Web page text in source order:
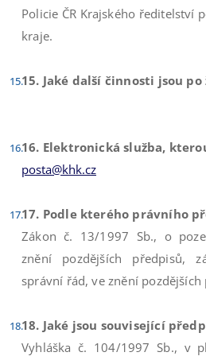
Policie ČR Krajského ředitelství
kraje.
15. Jaké další činnosti jsou
16. Elektronická služba,
posta@khk.cz
17. Podle kterého právního
Zákon č. 13/1997 Sb., o
znění pozdějších předpisů,
správní řád, ve znění pozdějších
18. Jaké jsou související
Vyhláška č. 104/1997 Sb., v